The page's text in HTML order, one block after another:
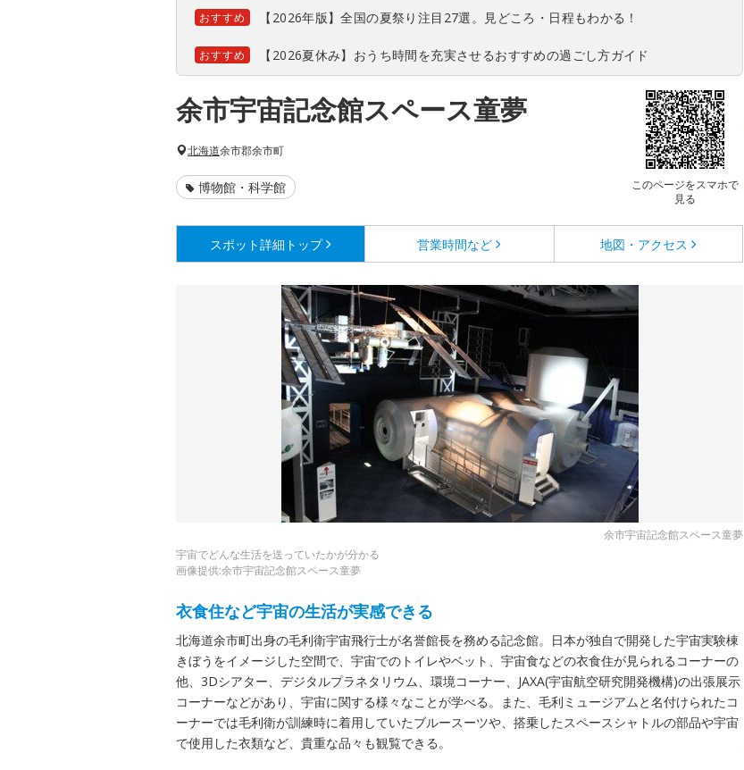
おすすめ 【2026年版】全国の夏祭り注目27選。見どころ・日程もわかる！
おすすめ 【2026夏休み】おうち時間を充実させるおすすめの過ごし方ガイド
余市宇宙記念館スペース童夢
このページをスマホで
見る
北海道余市郡余市町
博物館・科学館
スポット詳細 トップ 営業時間など 地図・アクセス
余市宇宙記念館スペース童夢
宇宙でどんな生活を送っていたかが分かる
画像提供:余市宇宙記念館スペース童夢
衣食住など宇宙の生活が実感できる
北海道余市町出身の毛利衛宇宙飛行士が名誉館長を務める記念館。日本が独自で開発した宇宙実験棟
きぼうをイメージした空間で、宇宙でのトイレやベット、宇宙食などの衣食住が見られるコーナーの
他、3Dシアター、デジタルプラネタリウム、環境コーナー、JAXA(宇宙航空研究開発機構)の出張展示
コーナーなどがあり、宇宙に関する様々なことが学べる。また、毛利ミュージアムと名付けられたコ
ーナーでは毛利衛が訓練時に着用していたブルースーツや、搭乗したスペースシャトルの部品や宇宙
で使用した衣類など、貴重な品々も観覧できる。